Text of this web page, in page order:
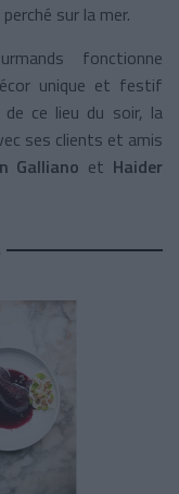
sur la mer.
fonctionne
unique et festif
de ce lieu du soir, la
ses clients et amis
Galliano et Haider